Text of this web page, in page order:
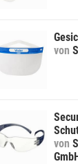
von
von